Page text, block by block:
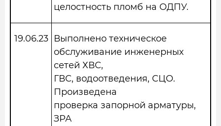
целостность пломб на ОДПУ.
19.06.23
Выполнено техническое
обслуживание инженерных
сетей ХВС,
ГВС, водоотведения, СЦО.
Произведена
проверка запорной арматуры,
ЗРА